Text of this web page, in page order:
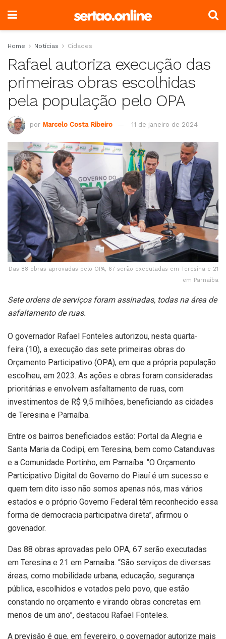
Home Notícias Cidades
Rafael autoriza execução das
primeiras obras escolhidas
pela população pelo OPA
por Marcelo Costa Ribeiro 11 de janeiro de 2024
Das 88 obras aprovadas pelo OPA, 67 serão executadas em Teresina e 21
em Parnaíba
Sete ordens de serviços foram assinadas, todas na área de
asfaltamento de ruas.
O governador Rafael Fonteles autorizou, nesta quarta-
feira (10), a execução das sete primeiras obras do
Orçamento Participativo (OPA), em que a própria população
escolheu, em 2023. As ações e obras foram consideradas
prioritárias e envolvem asfaltamento de ruas, com
investimentos de R$ 9,5 milhões, beneficiando as cidades
de Teresina e Parnaíba.
Entre os bairros beneficiados estão: Portal da Alegria e
Santa Maria da Codipi, em Teresina, bem como Catanduvas
e a Comunidade Portinho, em Parnaíba. “O Orçamento
Participativo Digital do Governo do Piauí é um sucesso e
quem tem dito isso não somos apenas nós, mas vários
estados e o próprio Governo Federal têm reconhecido essa
forma de democracia participativa direta”, afirmou o
govenador.
Das 88 obras aprovadas pelo OPA, 67 serão executadas
em Teresina e 21 em Parnaíba. “São serviços de diversas
áreas, como mobilidade urbana, educação, segurança
pública, escolhidos e votados pelo povo, que estão
constando no orçamento e virando obras concretas em
menos de um ano”, destacou Rafael Fonteles.
A previsão é que, em fevereiro, o governador autorize mais